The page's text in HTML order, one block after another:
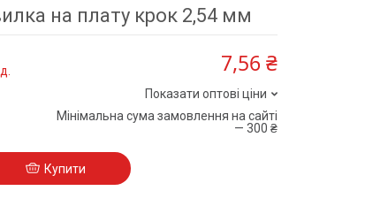
на плату крок 2,54 мм
7,56 ₴
Показати оптові ціни
Мінімальна сума замовлення на сайті
— 300 ₴
Купити